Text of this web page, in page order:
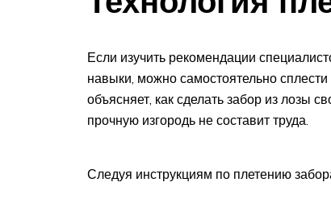
Если изучить рекомендации
навыки, можно самостоятельно
объясняет, как сделать забор из лозы
прочную изгородь не составит труда.
Следуя инструкциям по плетению